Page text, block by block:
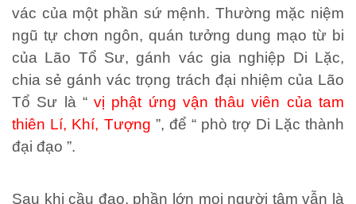
vác của một phần sứ mệnh. Thường mặc niệm
ngũ tự chơn ngôn, quán tưởng dung mạo từ bi
của Lão Tổ Sư, gánh vác gia nghiệp Di Lặc,
chia sẻ gánh vác trọng trách đại nhiệm của Lão
Tổ Sư là “vị phật ứng vận thâu viên của tam
thiên Lí, Khí, Tượng ”, để “ phò trợ Di Lặc thành
đại đạo ”.
Sau khi cầu đạo, phần lớn mọi người tâm vẫn là